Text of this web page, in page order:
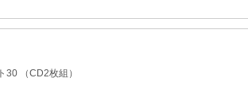
（CD2枚組）